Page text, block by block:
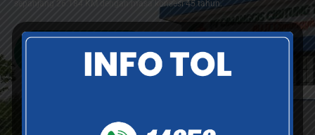
sepanjang 26.184 KM dengan masa konsesi 45 tahun.
Selengkapnya